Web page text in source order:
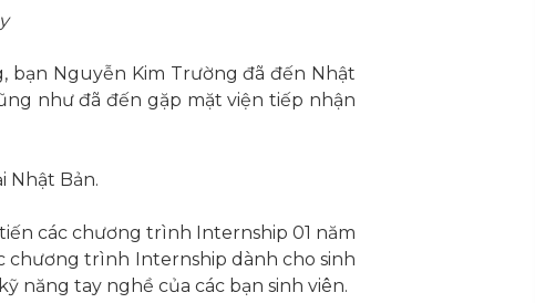
bạn Nguyễn Kim Trường đã đến Nhật
như đã đến gặp mặt viện tiếp nhận
Nhật Bản.
các chương trình Internship 01 năm
chương trình Internship dành cho sinh
năng tay nghề của các bạn sinh viên.